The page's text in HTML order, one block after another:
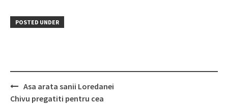
POSTED UNDER
Post
navigation
Asa arata sanii Loredanei
Chivu pregatiti pentru cea